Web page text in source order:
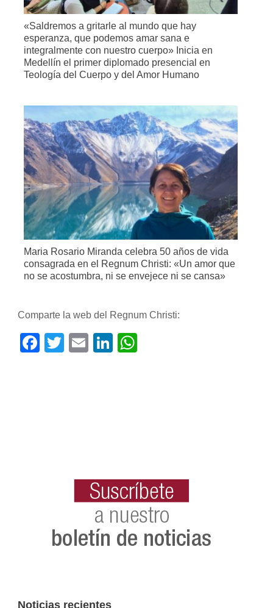
«Saldremos a gritarle al mundo que hay
esperanza, que podemos amar sana e
integralmente con nuestro cuerpo» Inicia en
Medellín el primer diplomado presencial en
Teología del Cuerpo y del Amor Humano
Maria Rosario Miranda celebra 50 años de vida
consagrada en el Regnum Christi: «Un amor que
no se acostumbra, ni se envejece ni se cansa»
Comparte la web del Regnum Christi:
Facebook
Twitter
EmailLinkedIn
Noticias recientes